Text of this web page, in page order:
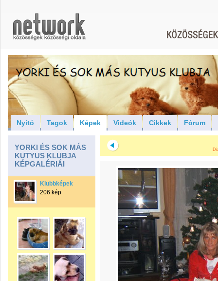
Nyitó Tagok Képek Videók Cikkek Fórum
YORKI ÉS SOK MÁS
KUTYUS KLUBJA
KÉPGALÉRIÁI
Klubbképek
206 kép